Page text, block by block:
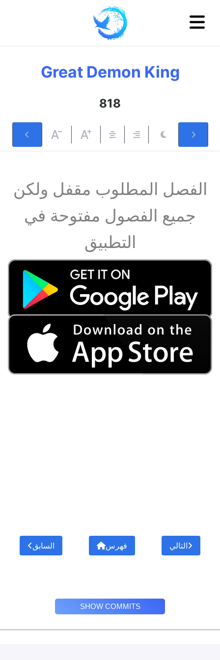
Great Demon King
818
الفصل المطلوب مقفل ولكن
جميع الفصول مفتوحة في
التطبيق
السابق فهرس التالي
SHOW COMMITS